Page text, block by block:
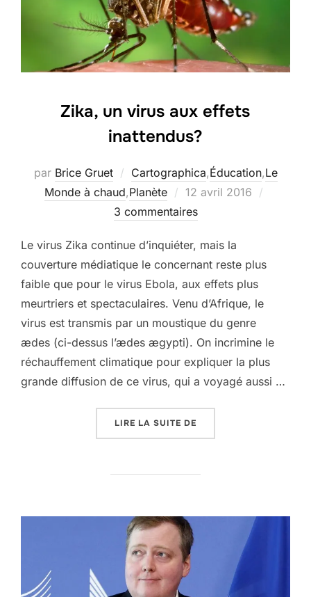
Zika, un virus aux effets
inattendus?
par Brice Gruet Cartographica,Éducation,Le
Monde à chaud,Planète
Publié
le
12 avril 2016
3 commentaires
Le virus Zika continue d’inquiéter, mais la
couverture médiatique le concernant reste plus
faible que pour le virus Ebola, aux effets plus
meurtriers et spectaculaires. Venu d’Afrique, le
virus est transmis par un moustique du genre
ædes (ci-dessus l’ædes ægypti). On incrimine le
réchauffement climatique pour expliquer la plus
grande diffusion de ce virus, qui a voyagé aussi …
LIRE LA SUITE DE